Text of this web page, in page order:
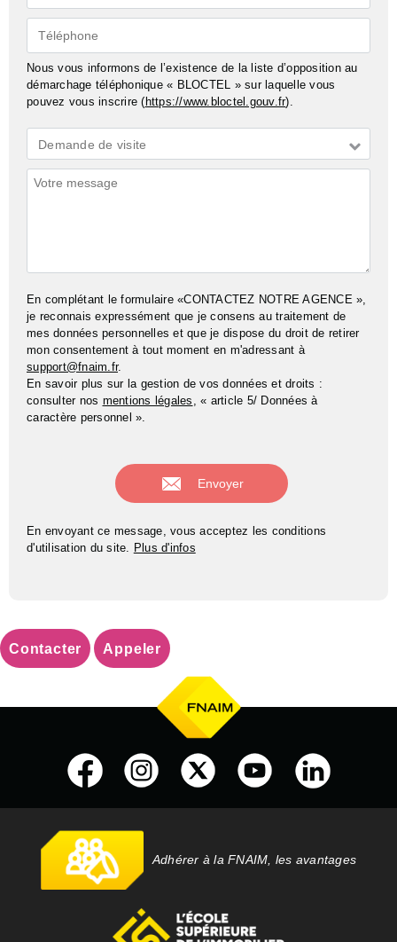
mail*
Téléphone
Nous vous informons de l’existence de la liste d’opposition au
démarchage téléphonique « BLOCTEL » sur laquelle vous
pouvez vous inscrire ( https://www.bloctel.gouv.fr).
Demande
*
Demande de visite
Commentaires
En complétant le formulaire «CONTACTEZ NOTRE AGENCE »,
je reconnais expressément que je consens au traitement de
mes données personnelles et que je dispose du droit de retirer
mon consentement à tout moment en m'adressant à
support@fnaim.fr.
En savoir plus sur la gestion de vos données et droits :
consulter nos mentions légales , « article 5/ Données à
caractère personnel ».
En envoyant ce message, vous acceptez les conditions
d'utilisation du site.
Plus d'infos
Contacter Appeler
Adhérer à la FNAIM, les avantages